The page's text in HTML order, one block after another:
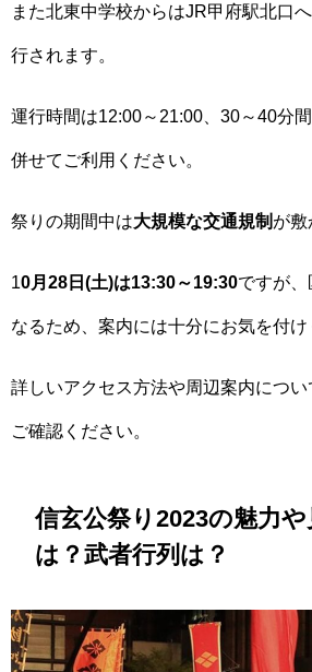
また北東中学校からはJR甲府駅北口
行されます。
運行時間は12:00～21:00、30～40分
併せてご利用ください。
祭りの期間中は大規模な交通規制 が敷
1 0月28日(土)は13:30～19:30ですが
なるため、案内には十分にお気を付け
詳しいアクセス方法や周辺案内につい
ご確認ください。
信玄公祭り2023の魅力
は？武者行列は？